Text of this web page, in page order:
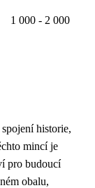
1 000 - 2 000
historie,
mincí je
pro budoucí
obalu,